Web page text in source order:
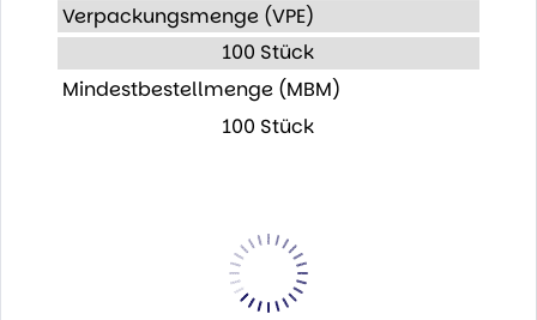
Verpackungsmenge (VPE)
100 Stück
Mindestbestellmenge (MBM)
100 Stück